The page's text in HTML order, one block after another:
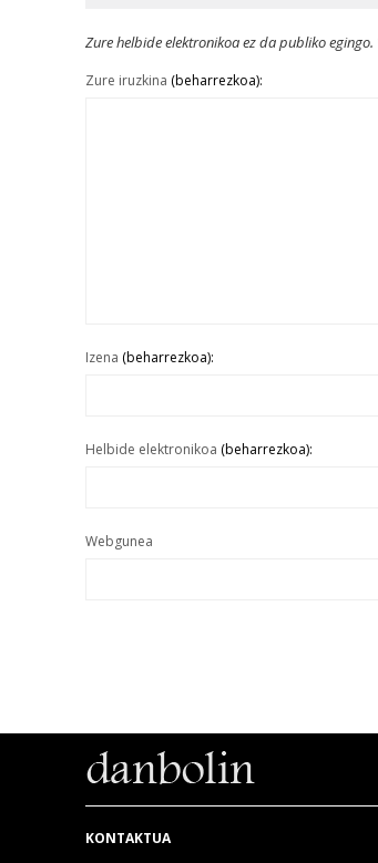
Zure helbide elektronikoa ez da publiko egingo.
Zure iruzkina (beharrezkoa):
Izena (beharrezkoa):
Helbide elektronikoa (beharrezkoa):
Webgunea
KONTAKTUA